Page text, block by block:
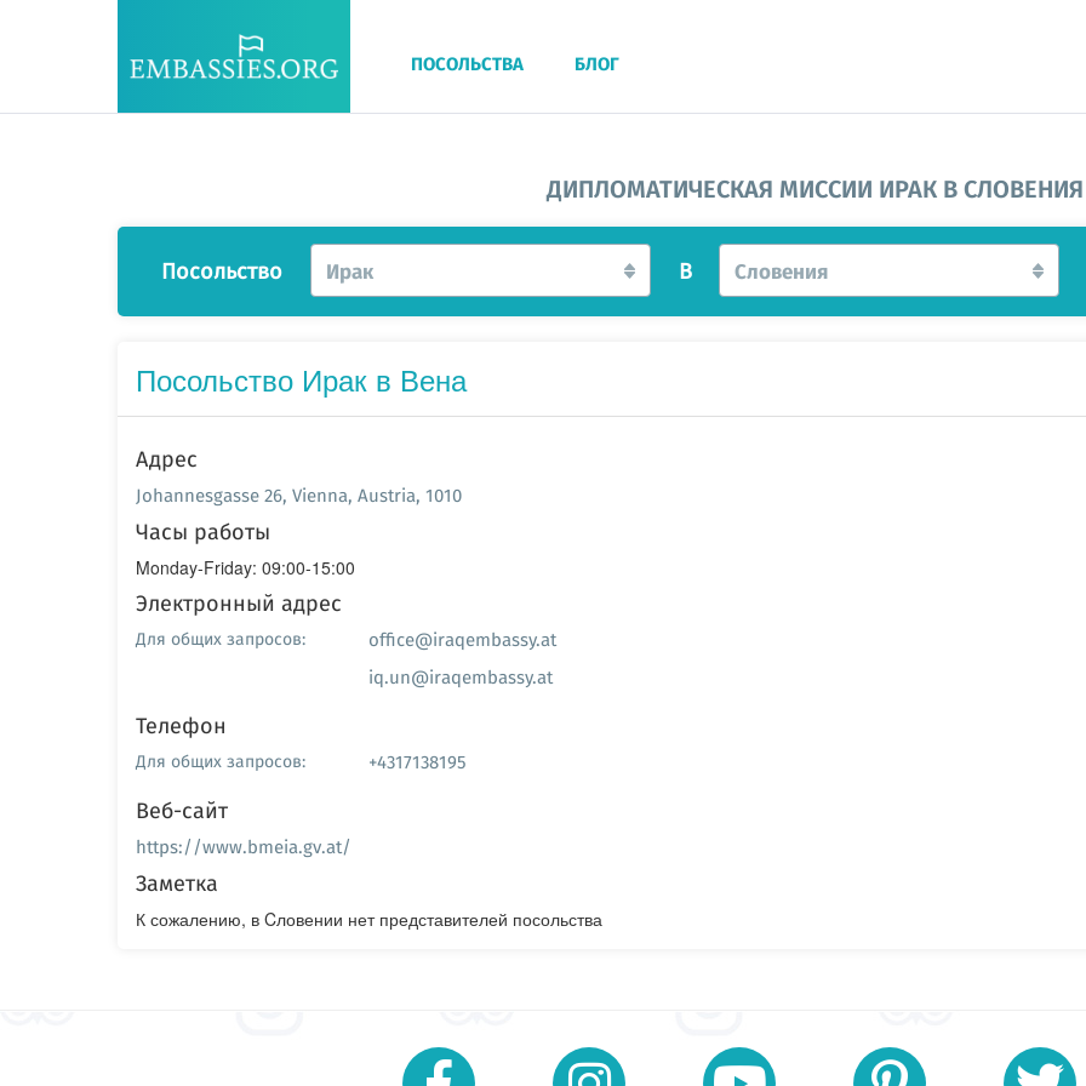
ПОСОЛЬСТВА БЛОГ
ДИПЛОМАТИЧЕСКАЯ МИССИИ ИРАК В СЛОВЕНИЯ
Посольство Ирак В Словения
Посольство Ирак в Вена
Адрес
Johannesgasse 26, Vienna, Austria, 1010
Часы работы
Monday-Friday: 09:00-15:00
Электронный адрес
Для общих запросов:
office@iraqembassy.at
iq.un@iraqembassy.at
Телефон
Для общих запросов: +4317138195
Веб-сайт
https://www.bmeia.gv.at/
Заметка
К сожалению, в Cловении нет представителей посольства